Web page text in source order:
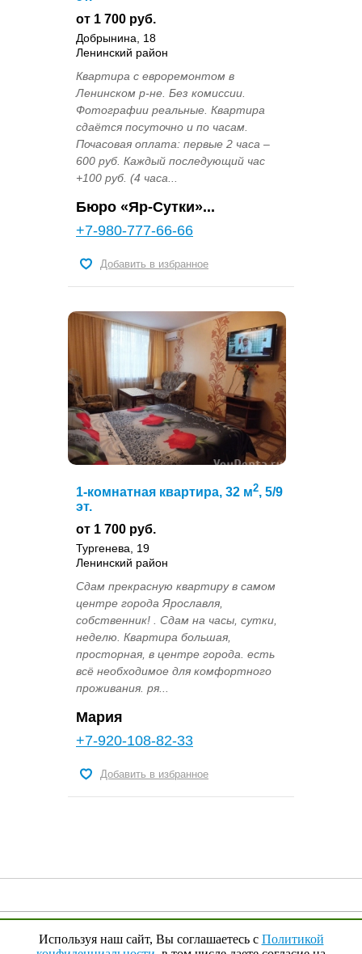
от 1 700 руб.
Добрынина, 18
Ленинский район
Квартира с евроремонтом в
Ленинском р-не. Без комиссии.
Фотографии реальные. Квартира
сдаётся посуточно и по часам.
Почасовая оплата: первые 2 часа –
600 руб. Каждый последующий час
+100 руб. (4 часа...
Бюро «Яр-Сутки»...
+7-980-777-66-66
Добавить в избранное
1-комнатная квартира, 32 м2, 5/9
эт.
от 1 700 руб.
Тургенева, 19
Ленинский район
Сдам прекрасную квартиру в самом
центре города Ярославля,
собственник! . Сдам на часы, сутки,
неделю. Квартира большая,
просторная, в центре города. есть
всё необходимое для комфортного
проживания. ря...
Мария
+7-920-108-82-33
Добавить в избранное
Используя наш сайт, Вы соглашаетесь с Политикой